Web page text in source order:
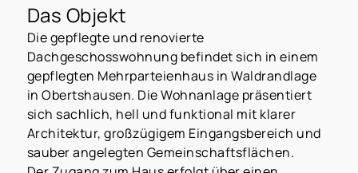
Das Objekt
Die gepflegte und renovierte
Dachgeschosswohnung befindet sich in einem
gepflegten Mehrparteienhaus in Waldrandlage
in Obertshausen. Die Wohnanlage präsentiert
sich sachlich, hell und funktional mit klarer
Architektur, großzügigem Eingangsbereich und
sauber angelegten Gemeinschaftsflächen.